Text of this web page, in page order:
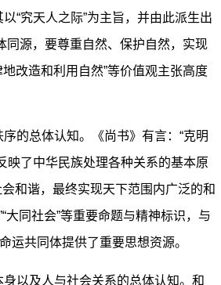
“究天人之际”为主旨，并由此派生出
同源，要尊重自然、保护自然，实现
改造和利用自然”等价值观主张高度
的总体认知。《尚书》有言：“克明
映了中华民族处理各种关系的基本原
会和谐，最终实现天下范围内广泛的和
大同社会”等重要命题与精神标识，与
运共同体提供了重要思想资源。
以及人与社会关系的总体认知。和